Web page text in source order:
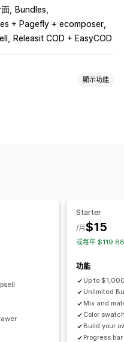
Bundles
+ Pagefly + ecomposer
Releasit COD + EasyCOD
顯示功能
固定折扣
大量定價
Starter
$15
/月
或每年
功能
Up to
Unlimited
Mix and
Color
Build your
Progress